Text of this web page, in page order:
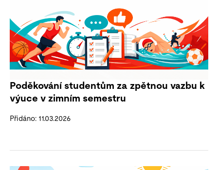
Poděkování studentům za zpětnou vazbu k
výuce v zimním semestru
Přidáno: 11.03.2026